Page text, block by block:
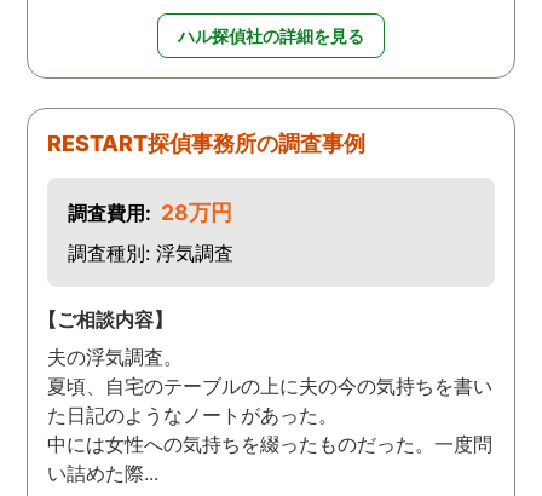
ハル探偵社の詳細を見る
RESTART探偵事務所の調査事例
調査費用: 28万円
調査種別: 浮気調査
【ご相談内容】
夫の浮気調査。
夏頃、自宅のテーブルの上に夫の今の気持ちを書い
た日記のようなノートがあった。
中には女性への気持ちを綴ったものだった。一度問
い詰めた際...